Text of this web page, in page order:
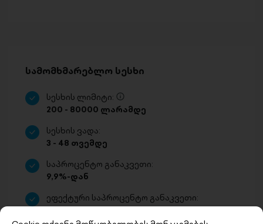
სამომხმარებლო სესხი
სესხის ლიმიტი:
200 - 80000 ლარამდე
სესხის ვადა:
3 - 48 თვემდე
საპროცენტო განაკვეთი:
9,9%-დან
ეფექტური საპროცენტო განაკვეთი:
18%-დან